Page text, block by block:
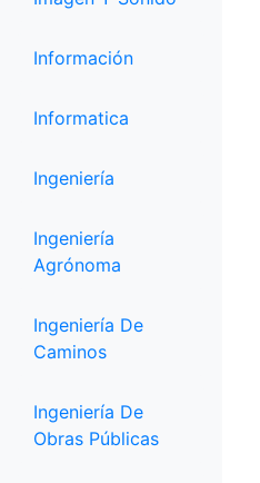
Información
Informatica
Ingeniería
Ingeniería
Agrónoma
Ingeniería De
Caminos
Ingeniería De
Obras Públicas